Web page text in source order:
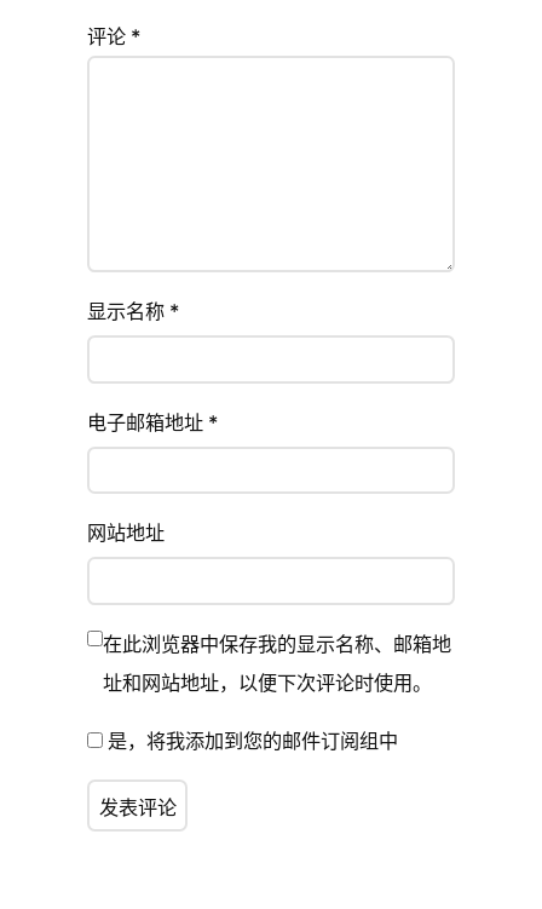
评论 *
显示名称 *
电子邮箱地址 *
网站地址
在此浏览器中保存我的显示名称、邮箱地
址和网站地址，以便下次评论时使用。
是，将我添加到您的邮件订阅组中